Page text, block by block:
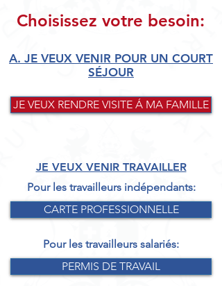
Choisissez votre besoin:
A. JE VEUX VENIR POUR UN COURT
SÉJOUR
JE VEUX RENDRE VISITE Á MA FAMILLE
JE VEUX VENIR TRAVAILLER
Pour les travailleurs indépendants:
CARTE PROFESSIONNELLE
Pour les travailleurs salariés:
PERMIS DE TRAVAIL